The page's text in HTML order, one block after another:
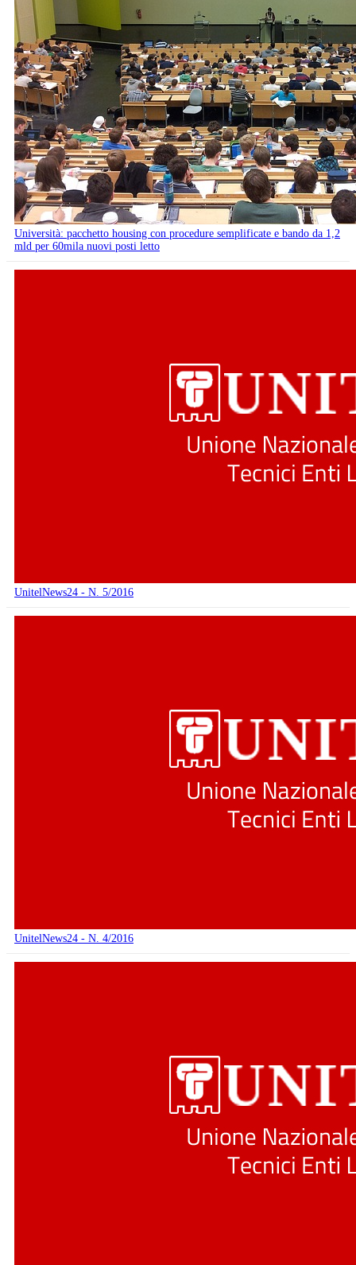
Università: pacchetto housing con procedure semplificate e bando da 1,2
mld per 60mila nuovi posti letto
UnitelNews24 - N. 5/2016
UnitelNews24 - N. 4/2016